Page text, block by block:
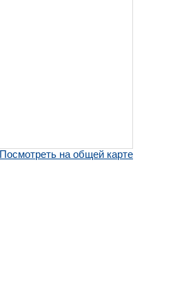
Посмотреть на общей карте